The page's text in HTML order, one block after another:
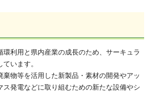
環利用と県内産業の成長のため、サーキュラ
います。
棄物等を活用した新製品・素材の開発やアッ
ス発電などに取り組むための新たな設備やシ